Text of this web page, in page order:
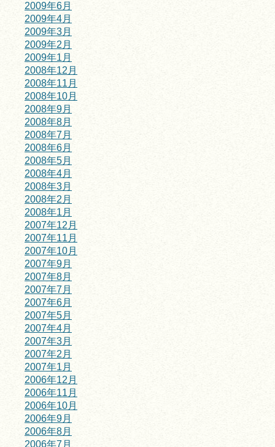
2009年6月
2009年4月
2009年3月
2009年2月
2009年1月
2008年12月
2008年11月
2008年10月
2008年9月
2008年8月
2008年7月
2008年6月
2008年5月
2008年4月
2008年3月
2008年2月
2008年1月
2007年12月
2007年11月
2007年10月
2007年9月
2007年8月
2007年7月
2007年6月
2007年5月
2007年4月
2007年3月
2007年2月
2007年1月
2006年12月
2006年11月
2006年10月
2006年9月
2006年8月
2006年7月